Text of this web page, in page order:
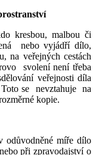
kresbou, malbou či
nebo vyjádří dílo,
na veřejných cestách
svolení není třeba
veřejnosti díla
se nevztahuje na
kopie.
odůvodněné míře dílo
při zpravodajství o